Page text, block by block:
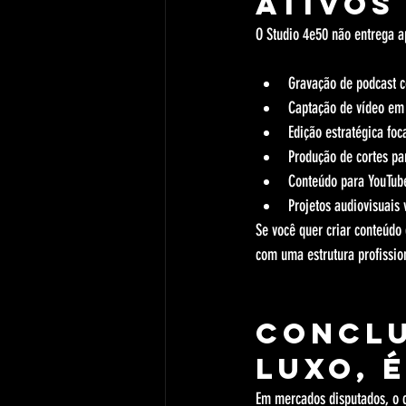
O Studio 4e50 não entrega
Gravação de
Captação de vídeo
Edição estratégica
Produção de cortes
Conteúdo para
Projetos
Se você quer criar
com uma estrutura
luxo,
Em mercados disputados,